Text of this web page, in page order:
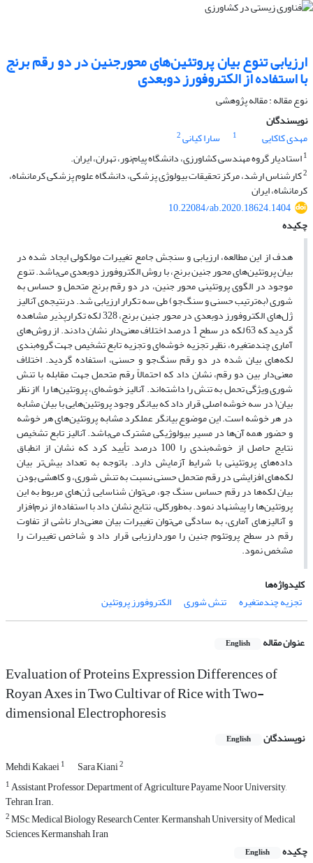
ارزیابی تنوع بیان پروتئین‌های محورجنین در دو رقم برنج
با استفاده از الکتروفورز دوبعدی
نوع مقاله : مقاله پژوهشی
نویسندگان
مهدی کاکایی
1 سارا کیانی2
1استادیار گروه مهندسی کشاورزی، دانشگاه پیام‌نور، تهران، ایران.
2کارشناس ارشد، مرکز تحقیقات بیولوژی پزشکی، دانشگاه علوم پزشکی کرمانشاه،
کرمانشاه، ایران
10.22084/ab.2020.18624.1404
چکیده
هدف از این مطالعه، ارزیابی و سنجش جامع تغییرات مولکولی ایجاد شده در
بیان پروتئین‌های محور جنین برنج، با روش الکتروفورز دوبعدی می‌باشد. تنوع
موجود در الگوی پروتئینی محور جنین، در دو رقم برنج متحمل و حساس به
شوری (به‌ترتیب حسنی و سنگ‌جو) طی سه تکرار ارزیابی شد. درنتیجه‌ی آنالیز
ژل‌های الکتروفورز دوبعدی در محور جنین برنج، 328 لکه تکرارپذیر مشاهده
گردید که 63 لکه در سطح 1 درصد اختلاف معنی‌دار نشان دادند. از روش‌های
آماری چندمتغیره، نظیر تجزیه خوشه‌ای و تجزیه تابع تشخیص جهت گروه‌بندی
لکه‌های بیان شده در دو رقم سنگ‌جو و حسنی، استفاده گردید. اختلاف
معنی‌دار بین دو رقم، نشان داد که احتمالاً رقم متحمل جهت مقابله با تنش
شوری ویژگی تحمل به تنش را داشته‌اند. آنالیز خوشه‌ای، پروتئین‌ها را )از نظر
بیان( در سه خوشه اصلی قرار داد که بیانگر وجود پروتئین‌هایی با بیان مشابه
در هر خوشه است. این موضوع بیانگر عملکرد مشابه پروتئین‌های هر خوشه
و حضور همه آن‌ها در مسیر بیولوژیکی مشترک می‌باشد. آنالیز تابع تشخیص
نتایج حاصل از خوشه‌بندی را 100 درصد تأیید کرد که نشان از انطباق
داده‌های پروتئینی با شرایط آزمایش دارد. باتوجه به تعداد بیش‌تر بیان
لکه‌های افزایشی در رقم متحمل حسنی نسبت به تنش شوری، و کاهشی بودن
بیان لکه‌ها در رقم حساس سنگ جو، می‌توان شناسایی ژن‌های مربوط به این
پروتئین‌ها را پیشنهاد نمود. به‌طورکلی، نتایج نشان داد با استفاده از نرم‌افزار
و آنالیزهای آماری، به سادگی می‌توان تغییرات بیان معنی‌دار ناشی از تفاوت
رقم در سطح پروتئوم جنین را موردارزیابی قرار داد و شاخص تغییرات را
مشخص نمود.
کلیدواژه‌ها
تجزیه چندمتغیره
تنش شوری الکتروفورز پروتئین
عنوان مقاله English
Evaluation of Proteins Expression Differences of
Royan Axes in Two Cultivar of Rice with Two-
dimensional Electrophoresis
نویسندگان English
Mehdi Kakaei1 Sara Kiani2
1Assistant Professor, Department of Agriculture Payame Noor University,
Tehran, Iran.
2MSc, Medical Biology Research Center, Kermanshah University of Medical
Sciences, Kermanshah, Iran
چکیده
English